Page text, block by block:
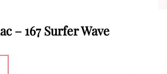
– 167 Surfer Wave